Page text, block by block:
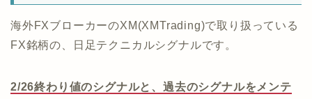
海外FXブローカーのXM(XMTrading)で取り扱っている
FX銘柄の、日足テクニカルシグナルです。
2/26終わり値のシグナルと、過去のシグナルをメンテ